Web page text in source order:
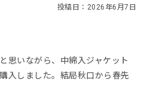
投稿日：2026年6月7日
思いながら、中綿入ジャケット
入しました。結局秋口から春先